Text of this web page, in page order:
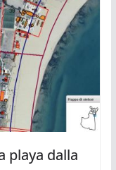
playa dalla